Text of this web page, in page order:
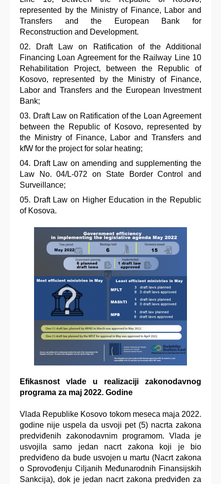
represented by the Ministry of Finance, Labor and
Transfers and the European Bank for
Reconstruction and Development.
Draft Law on Ratification of the Additional
Financing Loan Agreement for the Railway Line 10
Rehabilitation Project, between the Republic of
Kosovo, represented by the Ministry of Finance,
Labor and Transfers and the European Investment
Bank;
Draft Law on Ratification of the Loan Agreement
between the Republic of Kosovo, represented by
the Ministry of Finance, Labor and Transfers and
kfW for the project for solar heating;
Draft Law on amending and supplementing the
Law No. 04/L-072 on State Border Control and
Surveillance;
Draft Law on Higher Education in the Republic
of Kosova.
Efikasnost vlade u realizaciji zakonodavnog
programa za maj 2022. Godine
Vlada Republike Kosovo tokom meseca maja 2022.
godine nije uspela da usvoji pet (5) nacrta zakona
predviđenih zakonodavnim programom. Vlada je
usvojila samo jedan nacrt zakona koji je bio
predviđeno da bude usvojen u martu (Nacrt zakona
o Sprovođenju Ciljanih Međunarodnih Finansijskih
Sankcija), dok je jedan nacrt zakona predviđen za